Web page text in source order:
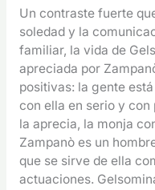
Un contraste fuerte
soledad y la
familiar, la vida de
apreciada por
positivas: la gente
con ella en serio y
la aprecia, la monja
Zampanò es un
que se sirve de ella
actuaciones.